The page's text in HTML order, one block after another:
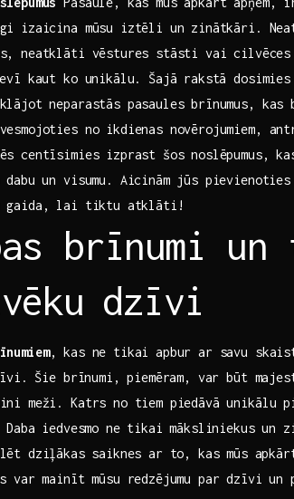
izaicina mūsu iztēli un zinātkāri.
neatklāti vēstures stāsti vai
kaut ko unikālu. Šajā rakstā dosimies
neparastās pasaules brīnumus, kas
no ikdienas novērojumiem,
centīsimies izprast šos ‍noslēpumus,
⁢un visumu. Aicinām jūs pievienoties
gaida, lai tiktu atklāti!
brīnumi un
⁣dzīvi
, ‍kas ne tikai apbur ‍ar savu
Šie brīnumi, piemēram, var būt
meži. Katrs no tiem piedāvā unikālu
iedvesmo ne tikai māksliniekus un
dziļākas⁤ saiknes ar to,​ kas⁢ mūs
var mainīt mūsu redzējumu par dzīvi